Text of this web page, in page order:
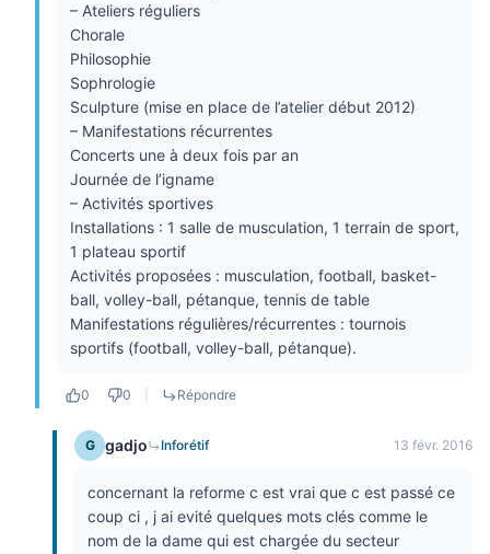
– Ateliers réguliers
Chorale
Philosophie
Sophrologie
Sculpture (mise en place de l’atelier début 2012)
– Manifestations récurrentes
Concerts une à deux fois par an
Journée de l’igname
– Activités sportives
Installations : 1 salle de musculation, 1 terrain de sport,
1 plateau sportif
Activités proposées : musculation, football, basket-
ball, volley-ball, pétanque, tennis de table
Manifestations régulières/récurrentes : tournois
sportifs (football, volley-ball, pétanque).
0 0 Répondre
G gadjo Inforétif 13 févr. 2016
concernant la reforme c est vrai que c est passé ce
coup ci , j ai evité quelques mots clés comme le
nom de la dame qui est chargée du secteur